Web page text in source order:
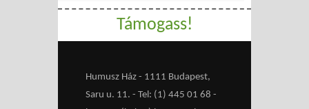
Támogass!
Humusz Ház - 1111 Budapest,
Saru u. 11. - Tel: (1) 445 01 68 -